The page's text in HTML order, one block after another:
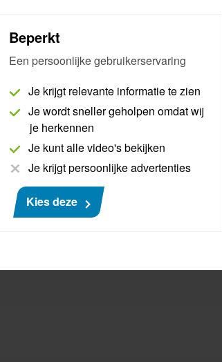
Beperkt
Een persoonlijke gebruikerservaring
Je krijgt relevante informatie te zien
Je wordt sneller geholpen omdat wij
je herkennen
Je kunt alle video's bekijken
Je krijgt persoonlijke advertenties
Kies deze
er nog géén SERMI-certificaat nodig is
Remote Diagnostics. Voor deze merken
en de eigenaar.
te maken, is er een formulier opgesteld
formulier kan samen met de benodigde
vind je het formulier en een uitleg over